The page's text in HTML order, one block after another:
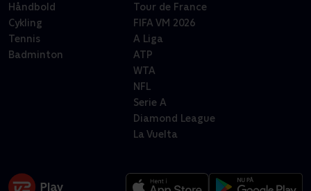
Håndbold
Cykling
Tennis
Badminton
Tour de France
FIFA VM 2026
A Liga
ATP
WTA
NFL
Serie A
Diamond League
La Vuelta